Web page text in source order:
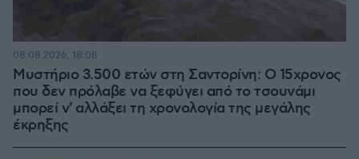
Μυστήριο 3.500 ετών στη Σαντορίνη: Ο 15χρονος
που δεν πρόλαβε να ξεφύγει από το τσουνάμι
μπορεί ν' αλλάξει τη χρονολογία της μεγάλης
έκρηξης
08.08.2026, 18:08